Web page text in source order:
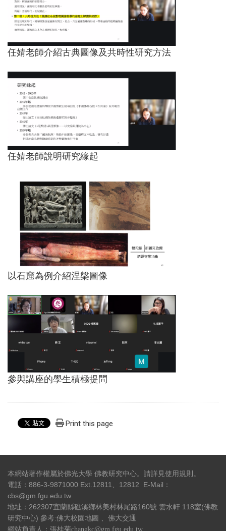
任婧老師介紹古典圖像及共時性研究方法
任婧老師說明研究緣起
以石窟為例介紹涅槃圖像
參與講座的學生積極提問
Print this page
本網站著作權屬於佛光大學 佛教研究中心。請詳見使用規則 。
電話：886-3-9871000 Ext.12811、12812 E-Mail：
cbs@gm.fgu.edu.tw
地址：262307宜蘭縣礁溪鄉林美村林尾路160號 雲水軒 118室(佛教
研究中心) 參考:佛大校園地圖 佛大交通
網站負責人：張桂菊changkc@gm.fgu.edu.tw